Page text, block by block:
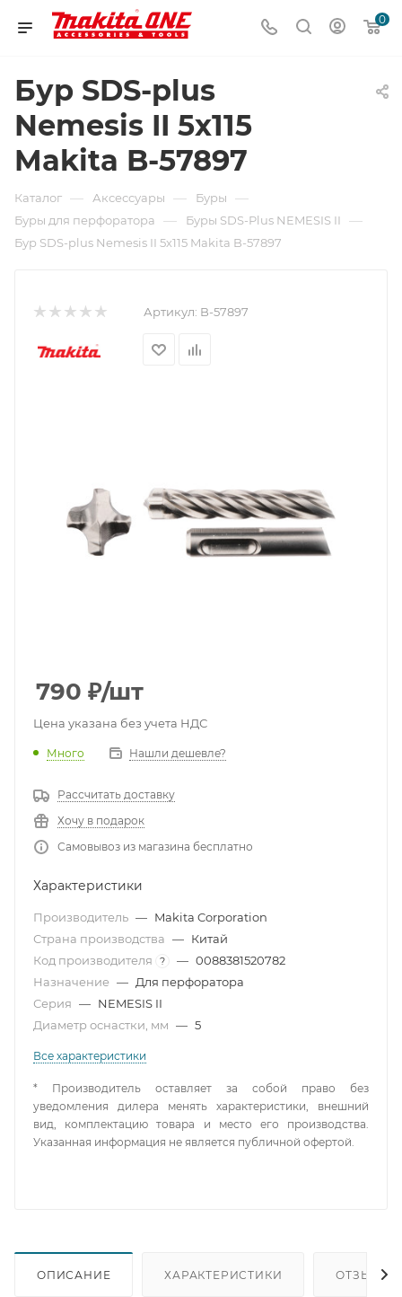
0
Бур SDS-plus
Nemesis II 5х115
Makita B-57897
Каталог — Аксессуары — Буры —
Буры для перфоратора — Буры SDS-Plus NEMESIS II —
Бур SDS-plus Nemesis II 5х115 Makita B-57897
Артикул: B-57897
790 ₽/шт
Цена указана без учета НДС
Много Нашли дешевле?
Рассчитать доставку
Хочу в подарок
Самовывоз из магазина бесплатно
Характеристики
Производитель — Makita Corporation
Страна производства — Китай
Код производителя
? — 0088381520782
Назначение — Для перфоратора
Серия — NEMESIS II
Диаметр оснастки, мм — 5
Все характеристики
* Производитель оставляет за собой право без
уведомления дилера менять характеристики, внешний
вид, комплектацию товара и место его производства.
Указанная информация не является публичной офертой.
ОПИСАНИЕ ХАРАКТЕРИСТИКИ ОТЗЫВЫ